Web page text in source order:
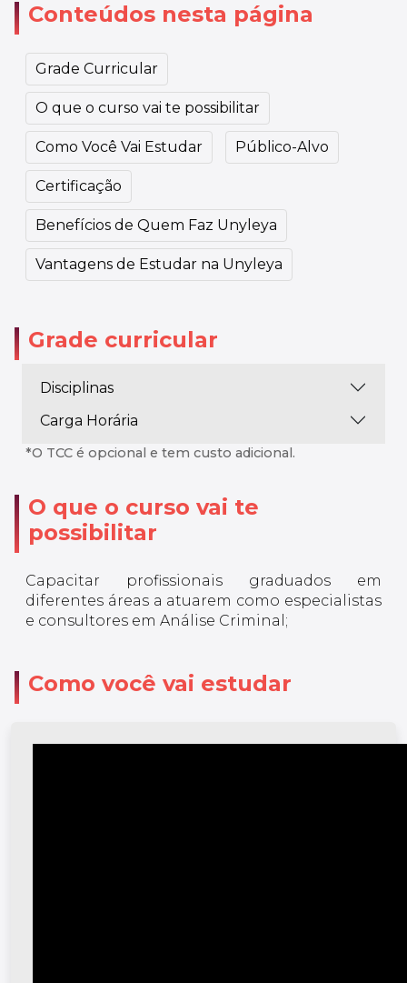
Conteúdos nesta página
Grade Curricular
O que o curso vai te possibilitar
Como Você Vai Estudar Público-Alvo
Certificação
Benefícios de Quem Faz Unyleya
Vantagens de Estudar na Unyleya
Grade curricular
Disciplinas
Carga Horária
*O TCC é opcional e tem custo adicional.
O que o curso vai te
possibilitar
Capacitar profissionais graduados em
diferentes áreas a atuarem como especialistas
e consultores em Análise Criminal;
Como você vai estudar